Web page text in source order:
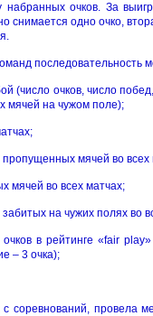
набранных очков. За
снимается одно очко,
последовательность
(число очков, число
мячей на чужом поле);
мячей во всех
мячей во всех матчах;
на чужих полях во
в рейтинге «fair
– 3 очка);
соревнований, провела